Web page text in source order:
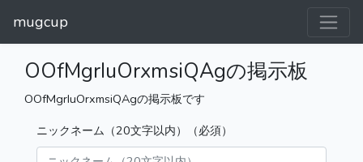
mugcup
OOfMgrIuOrxmsiQAgの掲示板
OOfMgrIuOrxmsiQAgの掲示板です
ニックネーム（20文字以内）（必須）